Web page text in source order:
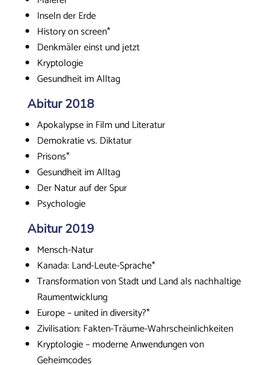
Inseln der Erde
History on screen*
Denkmäler einst und jetzt
Kryptologie
Gesundheit im Alltag
Abitur 2018
Apokalypse in Film und Literatur
Demokratie vs. Diktatur
Prisons*
Gesundheit im Alltag
Der Natur auf der Spur
Psychologie
Abitur 2019
Mensch-Natur
Kanada: Land-Leute-Sprache*
Transformation von Stadt und Land als nachhaltige
Raumentwicklung
Europe – united in diversity?*
Zivilisation: Fakten-Träume-Wahrscheinlichkeiten
Kryptologie – moderne Anwendungen von
Geheimcodes